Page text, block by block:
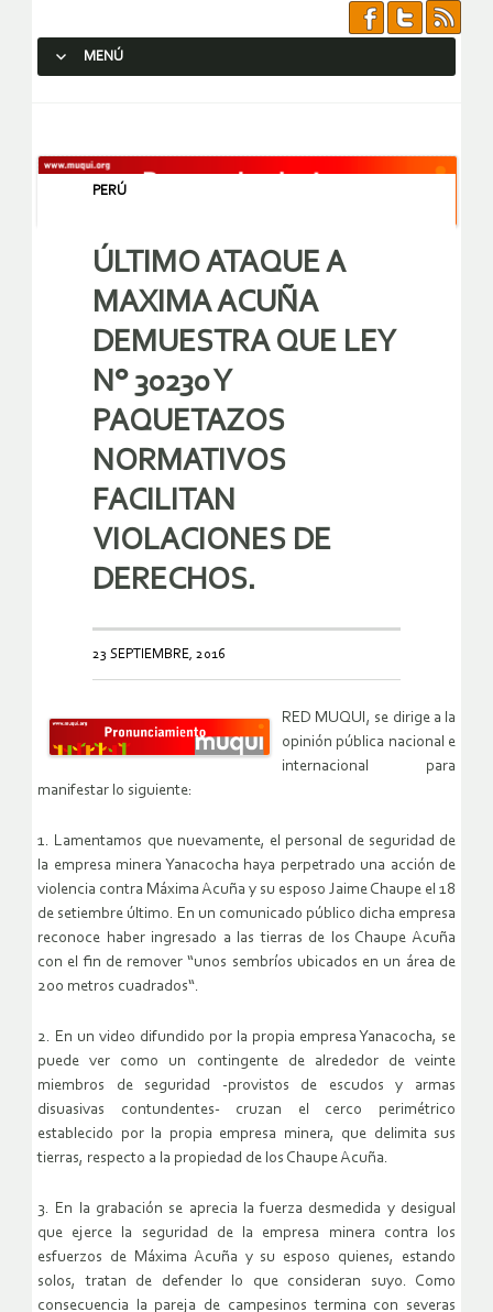
MENÚ
PERÚ
ÚLTIMO ATAQUE A
MAXIMA ACUÑA
DEMUESTRA QUE LEY
N° 30230 Y
PAQUETAZOS
NORMATIVOS
FACILITAN
VIOLACIONES DE
DERECHOS.
23 SEPTIEMBRE, 2016
RED MUQUI, se dirige a la
opinión pública nacional e
internacional para
manifestar lo siguiente:
1. Lamentamos que nuevamente, el personal de seguridad de
la empresa minera Yanacocha haya perpetrado una acción de
violencia contra Máxima Acuña y su esposo Jaime Chaupe el 18
de setiembre último. En un comunicado público dicha empresa
reconoce haber ingresado a las tierras de los Chaupe Acuña
con el fin de remover “unos sembríos ubicados en un área de
200 metros cuadrados“.
2. En un video difundido por la propia empresa Yanacocha, se
puede ver como un contingente de alrededor de veinte
miembros de seguridad -provistos de escudos y armas
disuasivas contundentes- cruzan el cerco perimétrico
establecido por la propia empresa minera, que delimita sus
tierras, respecto a la propiedad de los Chaupe Acuña.
3. En la grabación se aprecia la fuerza desmedida y desigual
que ejerce la seguridad de la empresa minera contra los
esfuerzos de Máxima Acuña y su esposo quienes, estando
solos, tratan de defender lo que consideran suyo. Como
consecuencia la pareja de campesinos termina con severas